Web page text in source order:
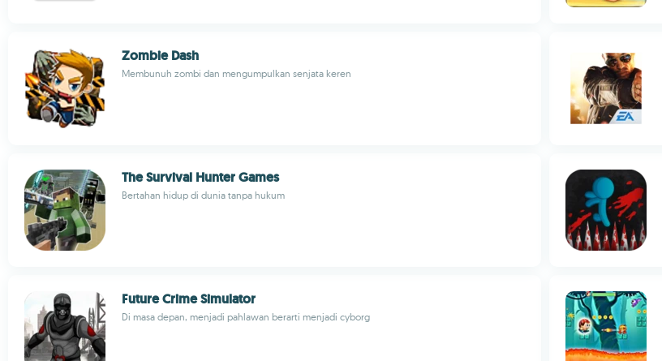
Zombie Dash
Membunuh zombi dan mengumpulkan senjata keren
The Survival Hunter Games
Bertahan hidup di dunia tanpa hukum
Future Crime Simulator
Di masa depan, menjadi pahlawan berarti menjadi cyborg